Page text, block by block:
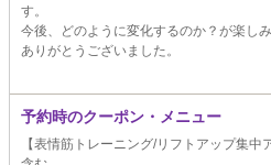
す。
今後、どのように変化するのか？が楽しみ
ありがとうございました。
予約時のクーポン・メニュー
【表情筋トレーニング/リフトアップ集